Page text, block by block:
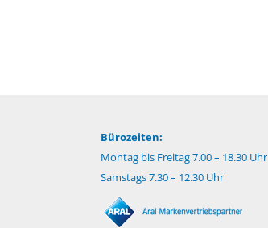
Bürozeiten:
Montag bis Freitag 7.00 – 18.30 Uhr
Samstags 7.30 – 12.30 Uhr